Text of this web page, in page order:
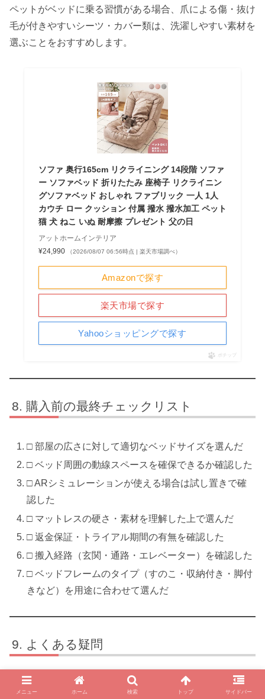
ペットがベッドに乗る習慣がある場合、爪による傷・抜け
毛が付きやすいシーツ・カバー類は、洗濯しやすい素材を
選ぶことをおすすめします。
ソファ 奥行165cm リクライニング 14段階 ソファ
ー ソファベッド 折りたたみ 座椅子 リクライニン
グソファベッド おしゃれ ファブリック 一人 1人
カウチ ロー クッション 付属 撥水 撥水加工 ペット
猫 犬 ねこ いぬ 耐摩擦 プレゼント 父の日
アットホームインテリア
¥24,990
（2026/08/07 06:56時点 | 楽天市場調べ）
Amazonで探す
楽天市場で探す
Yahooショッピングで探す
ポチップ
購入前の最終チェックリスト
□ 部屋の広さに対して適切なベッドサイズを選んだ
□ ベッド周囲の動線スペースを確保できるか確認した
□ ARシミュレーションが使える場合は試し置きで確
認した
□ マットレスの硬さ・素材を理解した上で選んだ
□ 返金保証・トライアル期間の有無を確認した
□ 搬入経路（玄関・通路・エレベーター）を確認した
□ ベッドフレームのタイプ（すのこ・収納付き・脚付
きなど）を用途に合わせて選んだ
よくある疑問
Q. マットレスの寝心地は、何年くらいで劣化し
メニュー ホーム 検索 トップ サイドバー